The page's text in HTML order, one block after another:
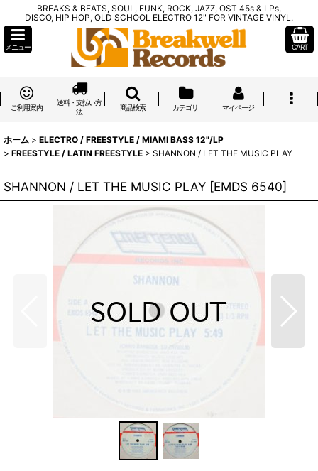
BREAKS & BEATS, SOUL, FUNK, ROCK, JAZZ, OST 45s & LPs,
DISCO, HIP HOP, OLD SCHOOL ELECTRO 12" FOR VINTAGE VINYL.
メニュー CART
ご利用案内
送料・支払い方
法
商品検索 カテゴリ マイページ
ホーム > ELECTRO / FREESTYLE / MIAMI BASS 12"/LP
> FREESTYLE / LATIN FREESTYLE > SHANNON / LET THE MUSIC PLAY
SHANNON / LET THE MUSIC PLAY [EMDS 6540]